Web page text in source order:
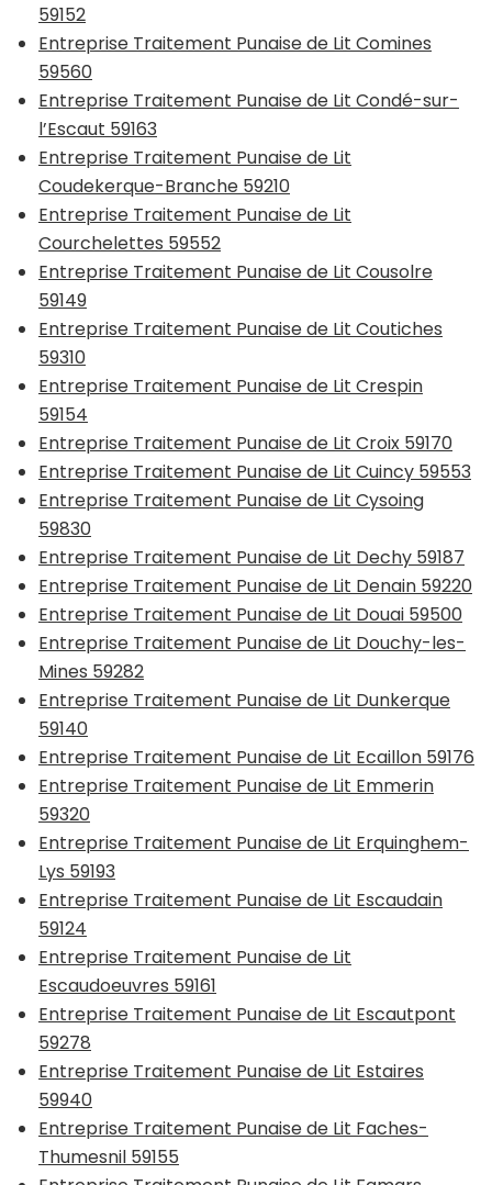
59152
Entreprise Traitement Punaise de Lit Comines
59560
Entreprise Traitement Punaise de Lit Condé-sur-
l’Escaut 59163
Entreprise Traitement Punaise de Lit
Coudekerque-Branche 59210
Entreprise Traitement Punaise de Lit
Courchelettes 59552
Entreprise Traitement Punaise de Lit Cousolre
59149
Entreprise Traitement Punaise de Lit Coutiches
59310
Entreprise Traitement Punaise de Lit Crespin
59154
Entreprise Traitement Punaise de Lit Croix 59170
Entreprise Traitement Punaise de Lit Cuincy 59553
Entreprise Traitement Punaise de Lit Cysoing
59830
Entreprise Traitement Punaise de Lit Dechy 59187
Entreprise Traitement Punaise de Lit Denain 59220
Entreprise Traitement Punaise de Lit Douai 59500
Entreprise Traitement Punaise de Lit Douchy-les-
Mines 59282
Entreprise Traitement Punaise de Lit Dunkerque
59140
Entreprise Traitement Punaise de Lit Ecaillon 59176
Entreprise Traitement Punaise de Lit Emmerin
59320
Entreprise Traitement Punaise de Lit Erquinghem-
Lys 59193
Entreprise Traitement Punaise de Lit Escaudain
59124
Entreprise Traitement Punaise de Lit
Escaudoeuvres 59161
Entreprise Traitement Punaise de Lit Escautpont
59278
Entreprise Traitement Punaise de Lit Estaires
59940
Entreprise Traitement Punaise de Lit Faches-
Thumesnil 59155